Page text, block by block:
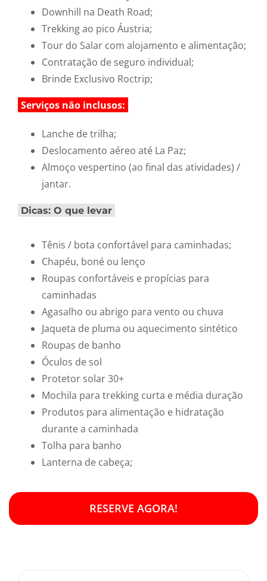
Downhill na Death Road;
Trekking ao pico Áustria;
Tour do Salar com alojamento e alimentação;
Contratação de seguro individual;
Brinde Exclusivo Roctrip;
Serviços não inclusos:
Lanche de trilha;
Deslocamento aéreo até La Paz;
Almoço vespertino (ao final das atividades) /
jantar.
Dicas: O que levar
Tênis / bota confortável para caminhadas;
Chapéu, boné ou lenço
Roupas confortáveis e propícias para
caminhadas
Agasalho ou abrigo para vento ou chuva
Jaqueta de pluma ou aquecimento sintético
Roupas de banho
Óculos de sol
Protetor solar 30+
Mochila para trekking curta e média duração
Produtos para alimentação e hidratação
durante a caminhada
Tolha para banho
Lanterna de cabeça;
RESERVE AGORA!